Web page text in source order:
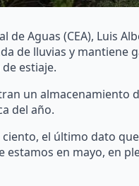
de Aguas (CEA), Luis
de lluvias y mantiene
estiaje.
un almacenamiento
del año.
el último dato
en mayo, en